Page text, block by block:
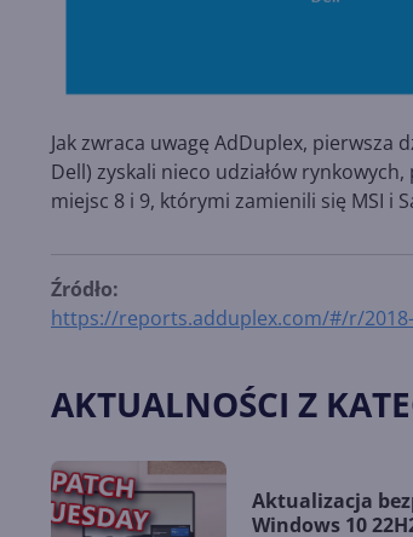
Jak zwraca uwagę AdDuplex, pierwsza
Dell) zyskali nieco udziałów
miejsc 8 i 9, którymi zamienili się MSI i
Źródło:
https://reports.adduplex.com/#/r/
AKTUALNOŚCI Z
Aktualizacja
Windows 10